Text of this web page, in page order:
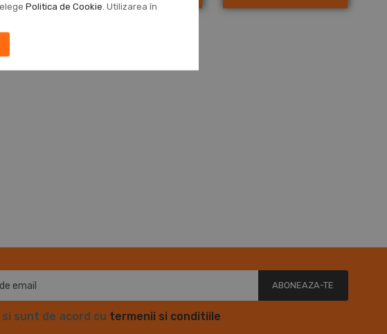
Politica de Cookie . Utilizarea în
ABONEAZA-TE
sunt de acord cu termenii si conditiile